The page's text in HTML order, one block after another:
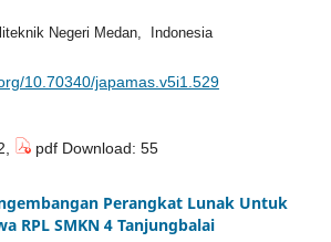
Negeri Medan, Indonesia
10.70340/japamas.v5i1.529
pdf Download: 55
Perangkat Lunak Untuk
RPL SMKN 4 Tanjungbalai